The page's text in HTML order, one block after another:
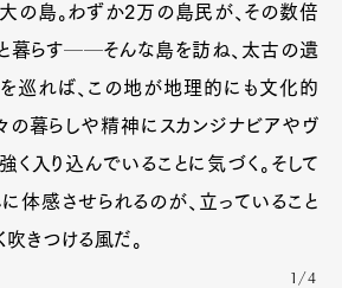
About
Contact
の島。わずか2万の島民が、その数倍
暮らす──そんな島を訪ね、太古の遺
巡れば、この地が地理的にも文化的
の暮らしや精神にスカンジナビアやヴ
く入り込んでいることに気づく。そして
に体感させられるのが、立っていること
きつける風だ。
1/4